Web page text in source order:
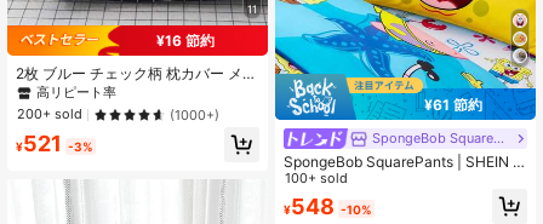
11
¥16 節約
2枚 ブルー チェック柄 枕カバー メン
ズ、学生寮、季節を問わず、シング
ル/セミダブル/ダブル/クイーンサイ
ズ
高リピート率
200+ sold
(1000+)
¥521 -3%
¥61 節約
SpongeBob SquarePants
SpongeBob SquarePants | SHEIN 2
枚組 カートゥーン柄ピローケースセ
ット、イエロー/ピンク、通気性のあ
るサンド加工素材、快適で暖かい、
100+ sold
¥548 -10%